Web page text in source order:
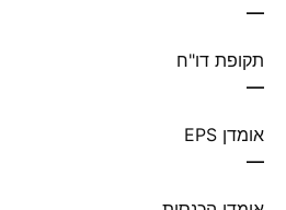
—
תקופת דו"ח
—
אומדן EPS
—